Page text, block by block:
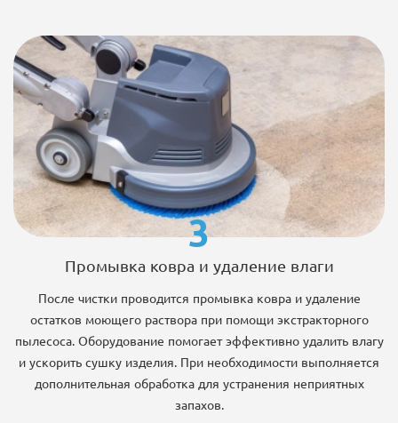
3
Промывка ковра и удаление влаги
После чистки проводится промывка ковра и удаление
остатков моющего раствора при помощи экстракторного
пылесоса. Оборудование помогает эффективно удалить влагу
и ускорить сушку изделия. При необходимости выполняется
дополнительная обработка для устранения неприятных
запахов.